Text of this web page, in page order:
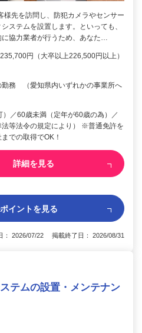
様先を訪問し、防犯カメラやセンサー
ステムを設置します。といっても、
協力業者が行うため、あなた…
円（大卒以上226,500円以上）
勤務 （愛知県内いずれかの事業所へ
）／60歳未満（定年が60歳の為）／
等法令の規定により） ※普通免許を
での取得でOK！
詳細を見る
イントを見る
： 2026/07/22 掲載終了日： 2026/08/31
テムの設置・メンテナン